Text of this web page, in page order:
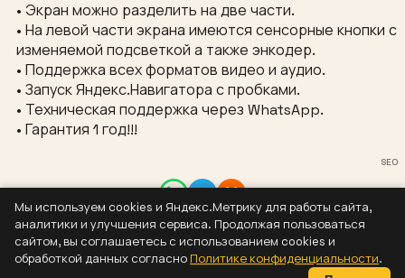
• Экран можно разделить на две части.
• На левой части экрана имеются сенсорные кнопки с
изменяемой подсветкой а также энкодер.
• Поддержка всех форматов видео и аудио.
• Запуск Яндекс.Навигатора с пробками.
• Техническая поддержка через WhatsApp.
• Гарантия 1 год!!!
SEO
Контакты
8 (937) 304-44-55
sizaus@bk.ru
Мы используем cookies и Яндекс.Метрику для работы сайта,
аналитики и улучшения сервиса. Продолжая пользоваться
сайтом, вы соглашаетесь с использованием cookies и
обработкой данных согласно Политике конфиденциальности.